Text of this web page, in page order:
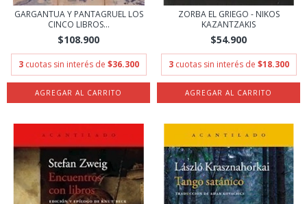
GARGANTUA Y PANTAGRUEL LOS
CINCO LIBROS...
$108.900
3 cuotas sin interés de $36.300
ZORBA EL GRIEGO - NIKOS
KAZANTZAKIS
$54.900
3 cuotas sin interés de $18.300